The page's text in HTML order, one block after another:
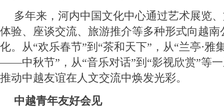
多年来，河内中国文化中心通过艺术展览
体验、座谈交流、旅游推介等多种形式向越南
化。从“欢乐春节”到“茶和天下”，从“兰亭·雅
——中秋节”，从“音乐对话”到“影视欣赏”等
推动中越友谊在人文交流中焕发光彩。
中越青年友好会见